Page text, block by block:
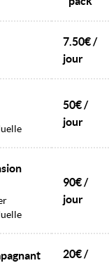
7.50€ /
jour
50€ /
jour
90€ /
jour
20€ /